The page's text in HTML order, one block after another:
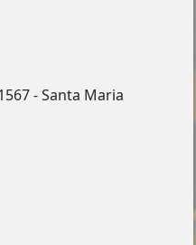
- Santa Maria